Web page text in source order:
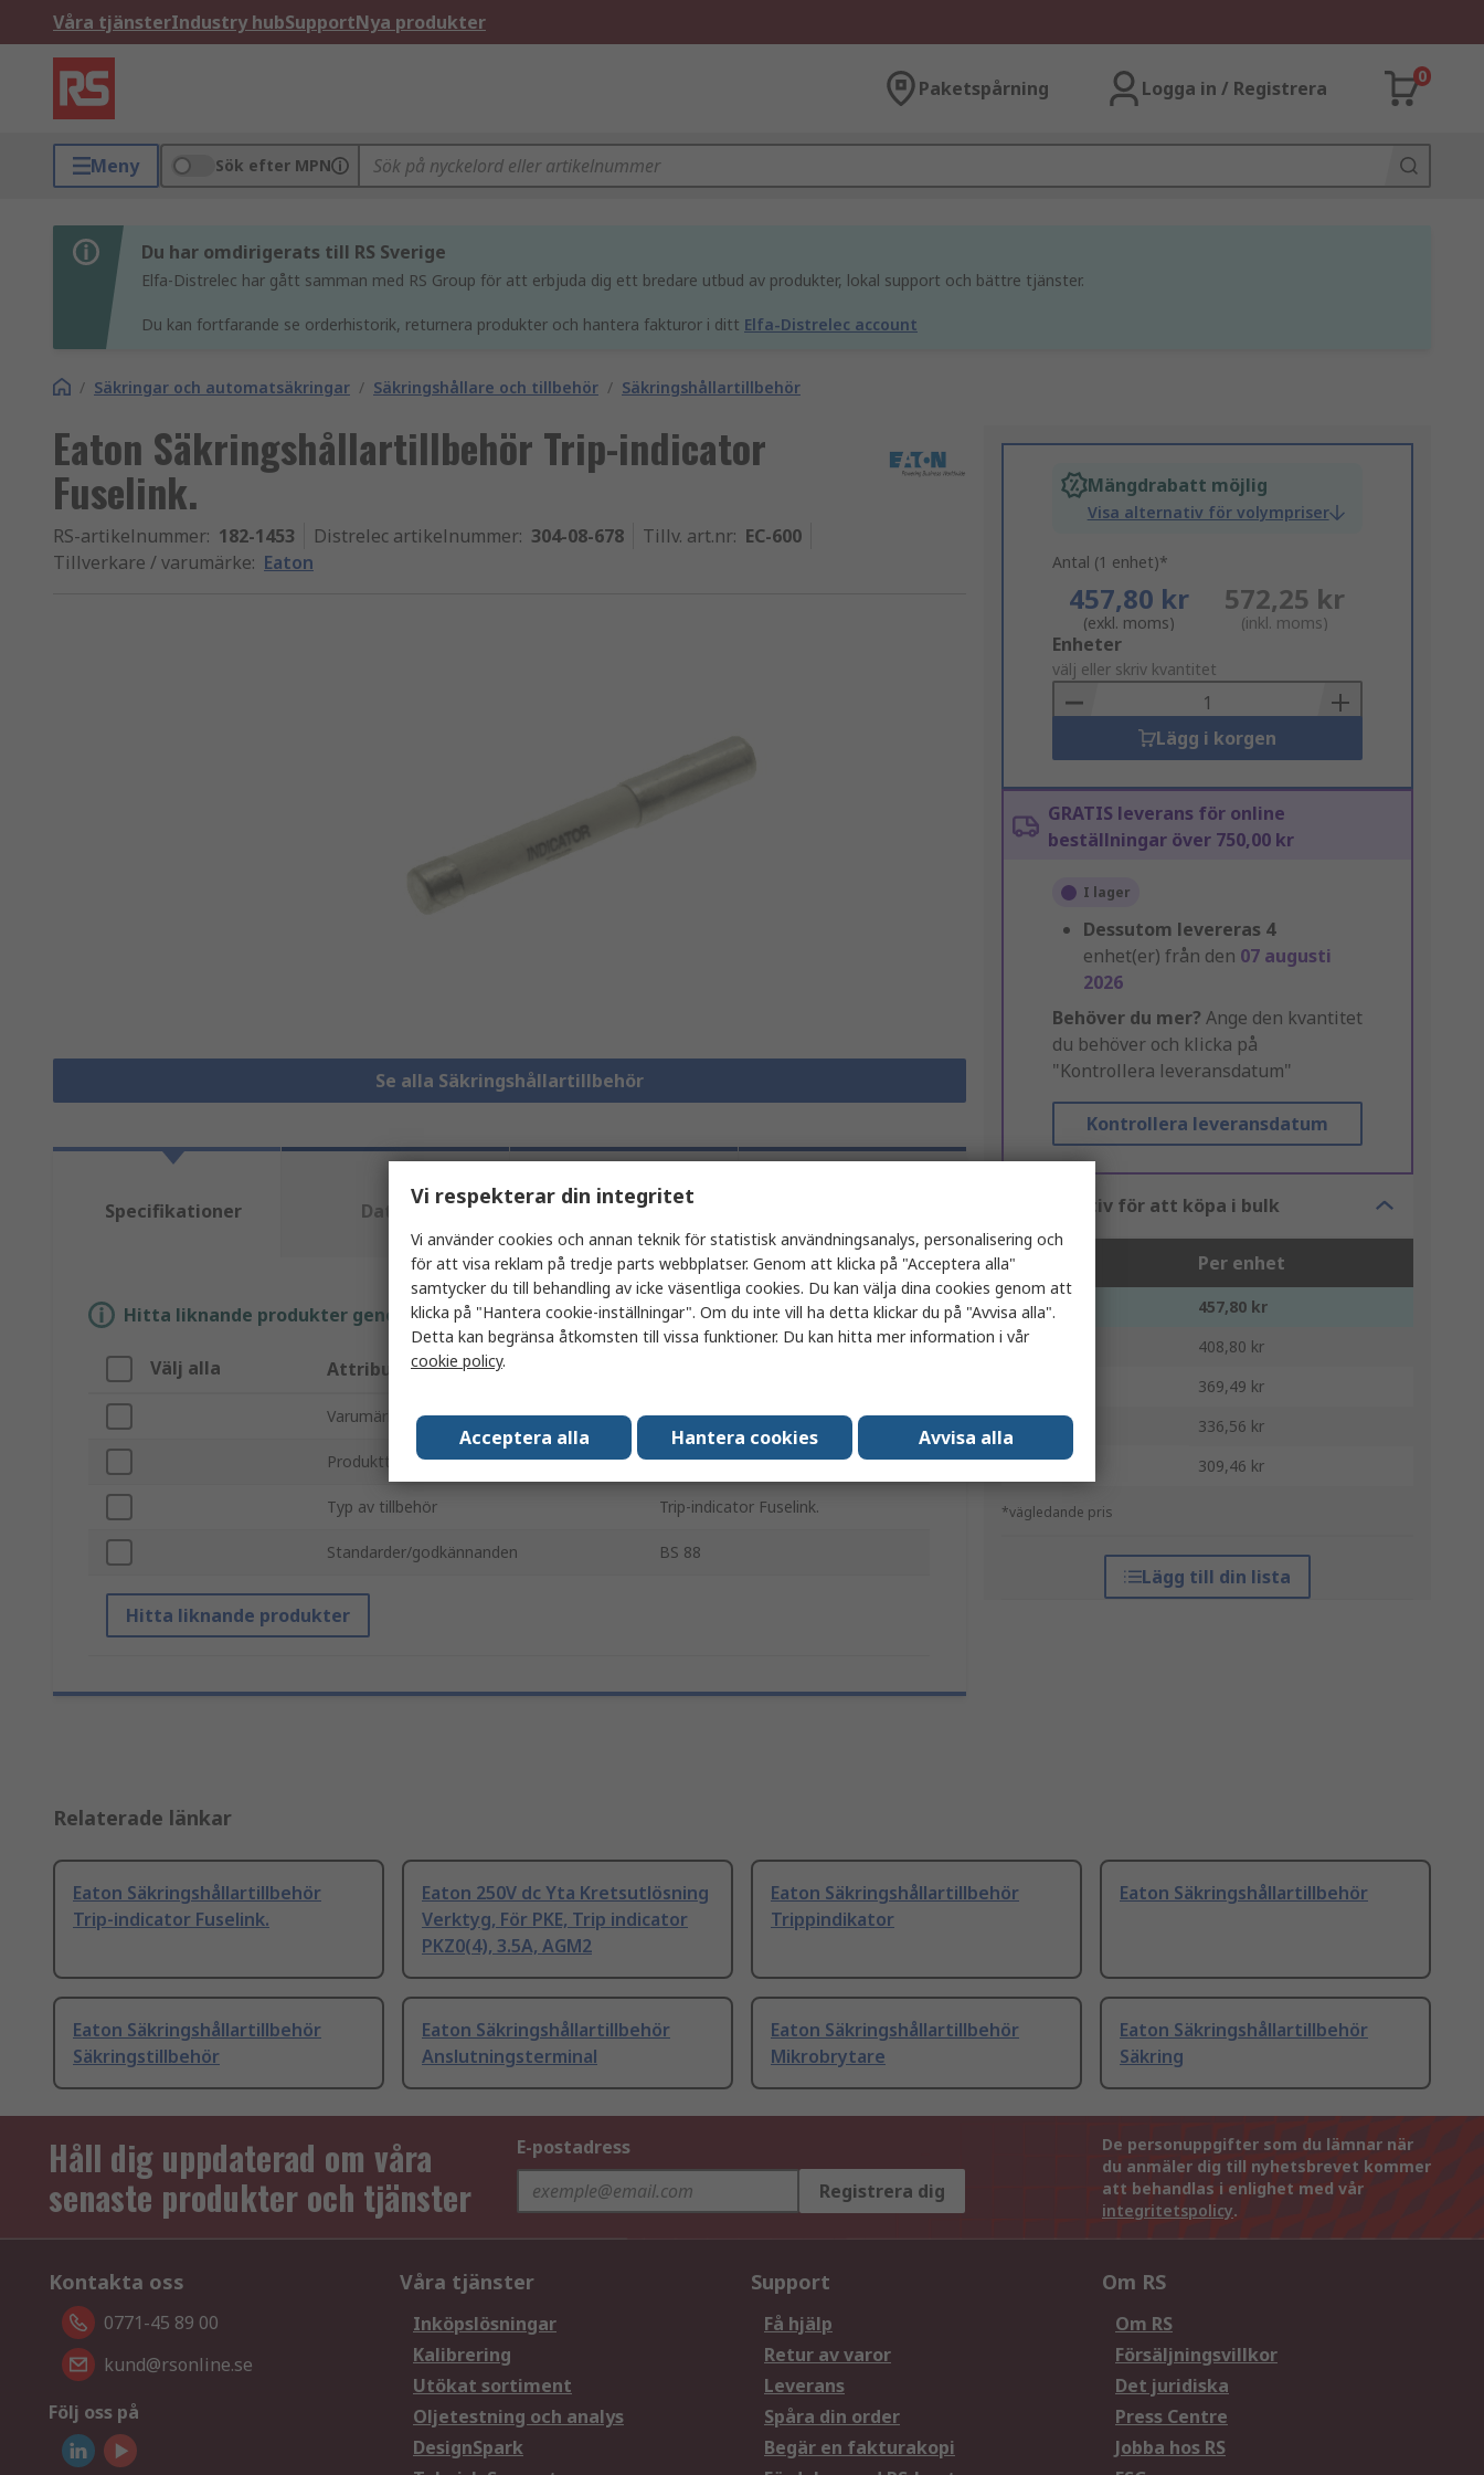
Våra tjänsterIndustry hubSupportNya produkter
Paketspårning Logga in / Registrera
0
Meny Sök efter MPN
Du har omdirigerats till RS Sverige
Elfa-Distrelec har gått samman med RS Group för att erbjuda dig ett bredare utbud av produkter, lokal support och bättre tjänster.
Du kan fortfarande se orderhistorik, returnera produkter och hantera fakturor i ditt Elfa-Distrelec account
/ Säkringar och automatsäkringar / Säkringshållare och tillbehör / Säkringshållartillbehör
Eaton Säkringshållartillbehör Trip-indicator
Fuselink.
RS-artikelnummer: 182-1453 Distrelec artikelnummer: 304-08-678 Tillv. art.nr: EC-600
Tillverkare / varumärke: Eaton
Se alla Säkringshållartillbehör
Mängdrabatt möjlig
Visa alternativ för volympriser
Antal (1 enhet)*
457,80 kr
(exkl. moms)
572,25 kr
(inkl. moms)
Add
to
Basket
Enheter
välj eller skriv kvantitet
Lägg i korgen
GRATIS leverans för online
beställningar över 750,00 kr
I lager
Dessutom levereras 4
enhet(er) från den 07 augusti
2026
Behöver du mer? Ange den kvantitet
du behöver och klicka på
"Kontrollera leveransdatum"
Kontrollera leveransdatum
Alternativ för att köpa i bulk
Per enhet
1 - 9
457,80 kr
10 - 49
408,80 kr
369,49 kr
100 - 249
336,56 kr
250 +
309,46 kr
*vägledande pris
Lägg till din lista
Specifikationer Datablad
Lagstiftning
och
ursprungsland
Hitta liknande produkter genom att välja ett eller flera attribut.
Välj alla Attribut
Varumärke Eaton
Produkttyp Säkringshållartillbehör
Typ av tillbehör Trip-indicator Fuselink.
Standarder/godkännanden BS 88
Hitta liknande produkter
Relaterade länkar
Eaton Säkringshållartillbehör
Trip-indicator Fuselink.
Eaton 250V dc Yta Kretsutlösning
Verktyg, För PKE, Trip indicator
PKZ0(4), 3.5A, AGM2
Eaton Säkringshållartillbehör
Trippindikator
Eaton Säkringshållartillbehör
Eaton Säkringshållartillbehör
Säkringstillbehör
Eaton Säkringshållartillbehör
Anslutningsterminal
Eaton Säkringshållartillbehör
Mikrobrytare
Eaton Säkringshållartillbehör
Säkring
Håll dig uppdaterad om våra
senaste produkter och tjänster
E-postadress
Registrera dig
De personuppgifter som du lämnar när
du anmäler dig till nyhetsbrevet kommer
att behandlas i enlighet med vår
integritetspolicy.
Kontakta oss
0771-45 89 00
kund@rsonline.se
Följ oss på
Våra tjänster
Inköpslösningar
Kalibrering
Utökat sortiment
Oljetestning och analys
DesignSpark
Support
Få hjälp
Retur av varor
Leverans
Spåra din order
Begär en fakturakopi
Om RS
Om RS
Försäljningsvillkor
Det juridiska
Press Centre
Jobba hos RS
Vi respekterar din integritet
Vi använder cookies och annan teknik för statistisk användningsanalys, personalisering och
för att visa reklam på tredje parts webbplatser. Genom att klicka på "Acceptera alla"
samtycker du till behandling av icke väsentliga cookies. Du kan välja dina cookies genom att
klicka på "Hantera cookie-inställningar". Om du inte vill ha detta klickar du på "Avvisa alla".
Detta kan begränsa åtkomsten till vissa funktioner. Du kan hitta mer information i vår
cookie policy.
Acceptera alla Hantera cookies Avvisa alla